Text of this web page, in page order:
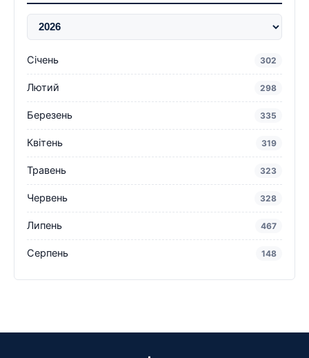
Січень 302
Лютий 298
Березень 335
Квітень 319
Травень 323
Червень 328
Липень 467
Серпень 148